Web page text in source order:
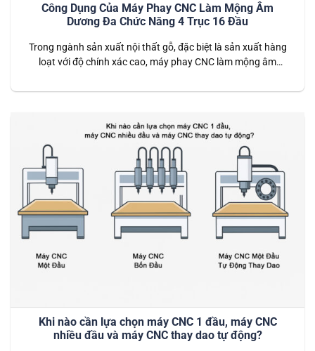
Công Dụng Của Máy Phay CNC Làm Mộng Âm
Dương Đa Chức Năng 4 Trục 16 Đầu
Trong ngành sản xuất nội thất gỗ, đặc biệt là sản xuất hàng
loạt với độ chính xác cao, máy phay CNC làm mộng âm
ưu. Với khả năng gia công tự động, tốc độ nhanh và tính
Khi nào cần lựa chọn máy CNC 1 đầu, máy CNC
nhiều đầu và máy CNC thay dao tự động?